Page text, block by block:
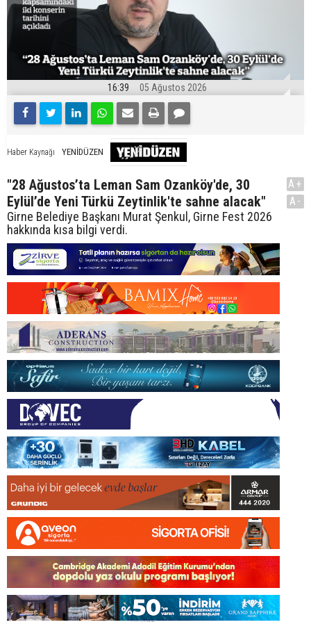
16:39 05 Ağustos 2026
Haber Kaynağı YENİDÜZEN
"28 Ağustos’ta Leman Sam Ozanköy'de, 30
Eylül’de Yeni Türkü Zeytinlik'te sahne alacak"
Girne Belediye Başkanı Murat Şenkul, Girne Fest 2026
hakkında kısa bilgi verdi.
A+
A-